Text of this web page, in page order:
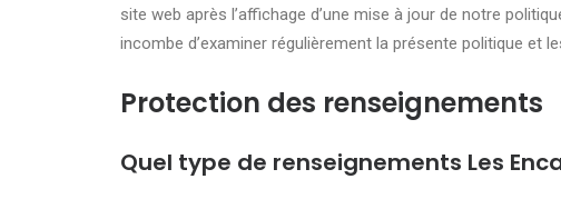
site web après l’affichage d’une mise à jour de notre
incombe d’examiner régulièrement la présente politique et
Protection des renseignements
Quel type de renseignements Les